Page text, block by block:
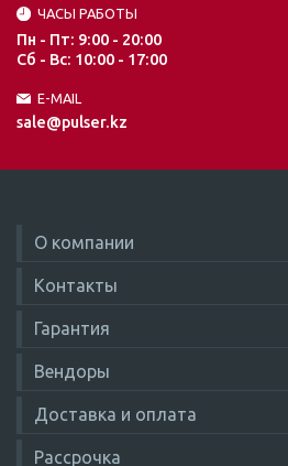
ЧАСЫ РАБОТЫ
Пн - Пт: 9:00 - 20:00
Сб - Вс: 10:00 - 17:00
E-MAIL
sale@pulser.kz
О компании
Контакты
Гарантия
Вендоры
Доставка и оплата
Рассрочка